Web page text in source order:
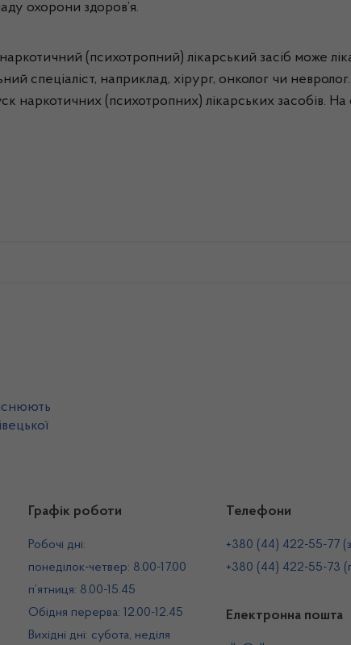
охорони здоров’я.
(психотропний) лікарський засіб може
спеціаліст, наприклад, хірург, онколог чи
наркотичних (психотропних) лікарських засобів.
Графік роботи
Робочі дні:
понеділок-четвер: 8.00-17.00
п’ятниця: 8.00-15.45
Обідня перерва: 12.00-12.45
Вихідні дні: субота, неділя
Телефони
+380 (44) 422-55-77
+380 (44) 422-55-73
Електронна пошта